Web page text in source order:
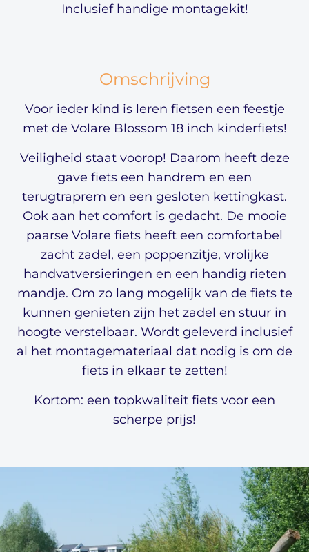
Inclusief handige montagekit!
Omschrijving
Voor ieder kind is leren fietsen een feestje
met de Volare Blossom 18 inch kinderfiets!
Veiligheid staat voorop! Daarom heeft deze
gave fiets een handrem en een
terugtraprem en een gesloten kettingkast.
Ook aan het comfort is gedacht. De mooie
paarse Volare fiets heeft een comfortabel
zacht zadel, een poppenzitje, vrolijke
handvatversieringen en een handig rieten
mandje. Om zo lang mogelijk van de fiets te
kunnen genieten zijn het zadel en stuur in
hoogte verstelbaar. Wordt geleverd inclusief
al het montagemateriaal dat nodig is om de
fiets in elkaar te zetten!
Kortom: een topkwaliteit fiets voor een
scherpe prijs!